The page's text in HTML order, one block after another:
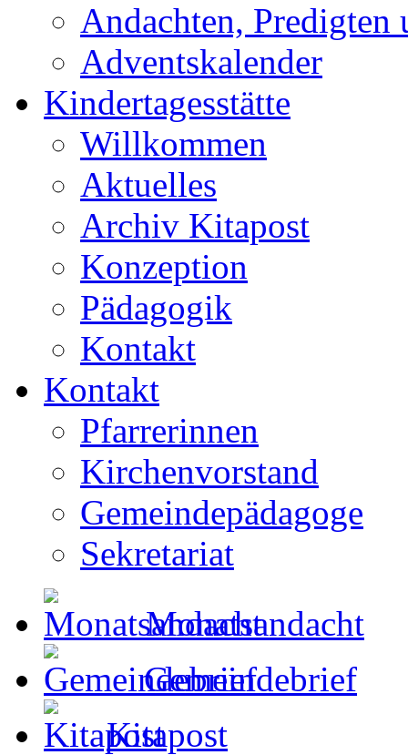
Andachten, Predigten
Adventskalender
Kindertagesstätte
Willkommen
Aktuelles
Archiv Kitapost
Konzeption
Pädagogik
Kontakt
Kontakt
Pfarrerinnen
Kirchenvorstand
Gemeindepädagoge
Sekretariat
Monatsandacht
Gemeindebrief
Kitapost